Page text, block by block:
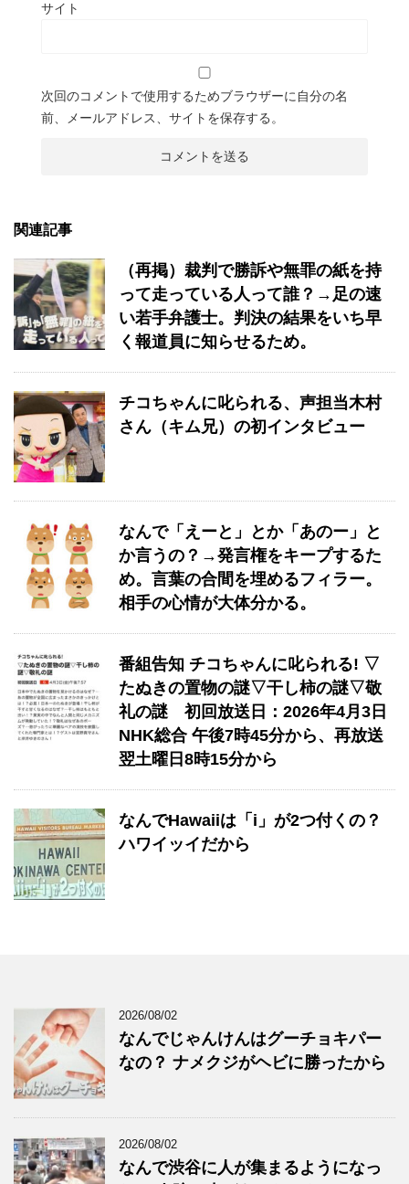
サイト
次回のコメントで使用するためブラウザーに自分の名
前、メールアドレス、サイトを保存する。
関連記事
（再掲）裁判で勝訴や無罪の紙を持
って走っている人って誰？→足の速
い若手弁護士。判決の結果をいち早
く報道員に知らせるため。
チコちゃんに叱られる、声担当木村
さん（キム兄）の初インタビュー
なんで「えーと」とか「あのー」と
か言うの？→発言権をキープするた
め。言葉の合間を埋めるフィラー。
相手の心情が大体分かる。
番組告知 チコちゃんに叱られる! ▽
たぬきの置物の謎▽干し柿の謎▽敬
礼の謎 初回放送日：2026年4月3日
NHK総合 午後7時45分から、再放送
翌土曜日8時15分から
なんでHawaiiは「i」が2つ付くの？
ハワイッイだから
2026/08/02
なんでじゃんけんはグーチョキパー
なの？ ナメクジがヘビに勝ったから
2026/08/02
なんで渋谷に人が集まるようになっ